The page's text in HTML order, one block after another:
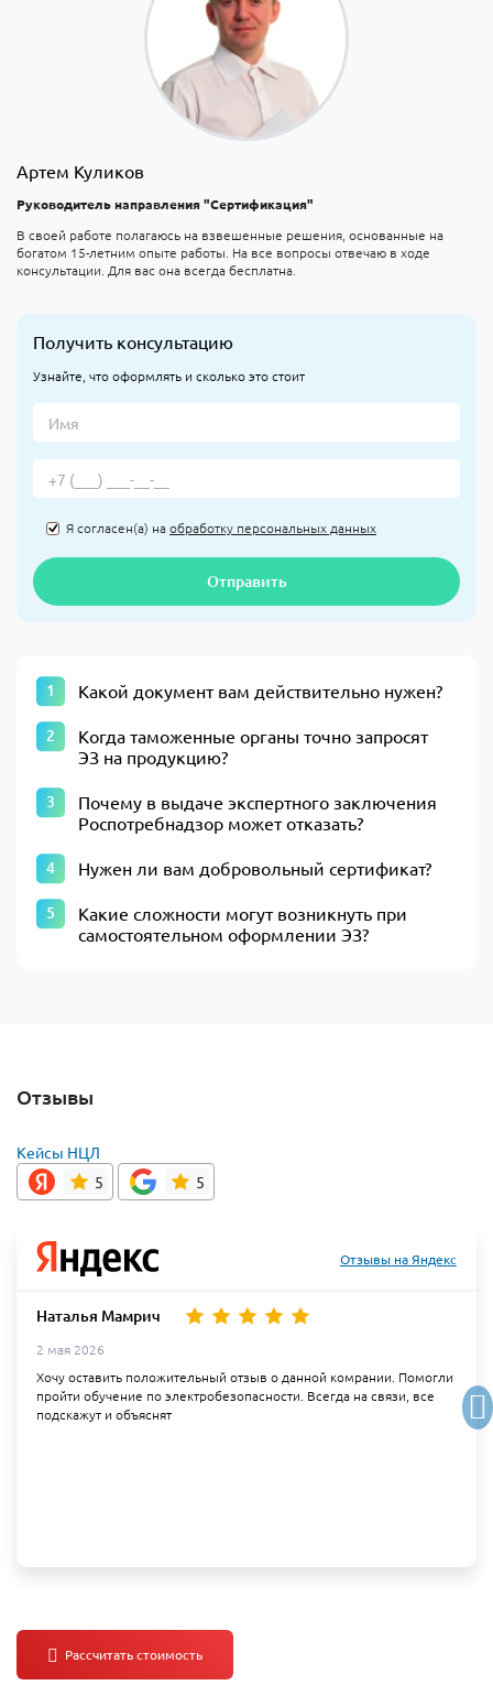
Артем Куликов
Руководитель направления "Сертификация"
В своей работе полагаюсь на взвешенные решения, основанные на
богатом 15-летним опыте работы. На все вопросы отвечаю в ходе
консультации. Для вас она всегда бесплатна.
Получить консультацию
Узнайте, что оформлять и сколько это стоит
Я согласен(а) наобработку персональных данных
Отправить
Какой документ вам действительно нужен?
Когда таможенные органы точно запросят
ЭЗ на продукцию?
Почему в выдаче экспертного заключения
Роспотребнадзор может отказать?
Нужен ли вам добровольный сертификат?
Какие сложности могут возникнуть при
самостоятельном оформлении ЭЗ?
Отзывы
Кейсы НЦЛ
5
5
Отзывы на Яндекс
Наталья Мамрич
2 мая 2026
Хочу оставить положительный отзыв о данной комрании. Помогли
пройти обучение по электробезопасности. Всегда на связи, все
подскажут и объяснят
Партнеры